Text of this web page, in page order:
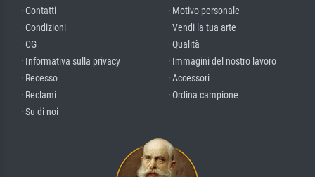
· Contatti
· Condizioni
· CG
· Informativa sulla privacy
· Recesso
· Reclami
· Su di noi
· Motivo personale
· Vendi la tua arte
· Qualità
· Immagini del nostro lavoro
· Accessori
· Ordina campione